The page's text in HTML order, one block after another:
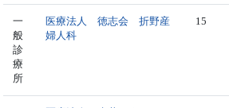
一
般
診
療
所
医療法人 徳志会 折野産
婦人科
15